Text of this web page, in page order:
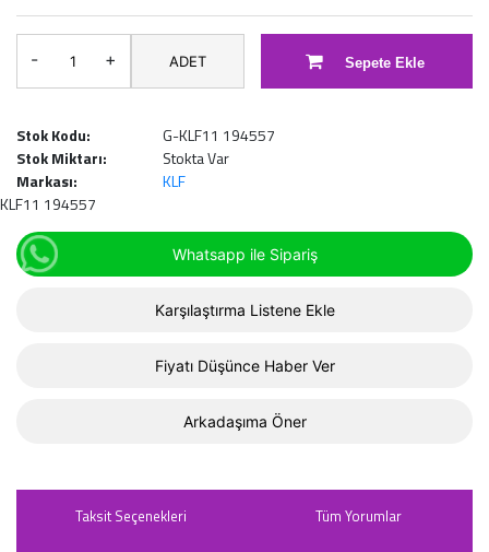
- + ADET Sepete Ekle
Stok Kodu:
G-KLF11 194557
Stok Miktarı:
Stokta Var
Markası:
KLF
KLF11 194557
Whatsapp ile Sipariş
Karşılaştırma Listene Ekle
Fiyatı Düşünce Haber Ver
Arkadaşıma Öner
Taksit Seçenekleri Tüm Yorumlar